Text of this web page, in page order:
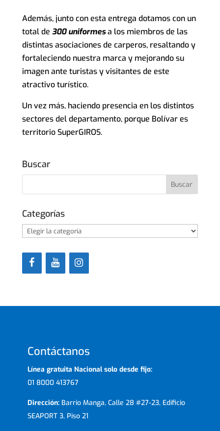
Además, junto con esta entrega dotamos con un
total de 300 uniformesa los miembros de las
distintas asociaciones de carperos, resaltando y
fortaleciendo nuestra marca y mejorando su
imagen ante turistas y visitantes de este
atractivo turístico.
Un vez más, haciendo presencia en los distintos
sectores del departamento, porque Bolívar es
territorio SuperGIROS.
Buscar
Categorías
Categorías
Contáctanos
Línea gratuita Nacional solo desde fijo:
01 8000 413767
Dirección: Barrio Manga, Calle 28 #27-23, Edificio
SEAPORT 3, Piso 21